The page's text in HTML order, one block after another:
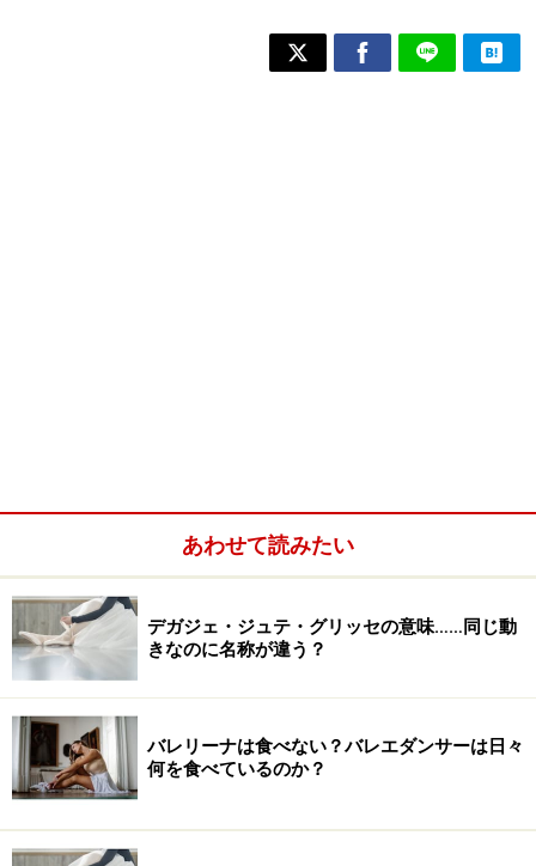
あわせて読みたい
デガジェ・ジュテ・グリッセの意味……同じ動
きなのに名称が違う？
バレリーナは食べない？バレエダンサーは日々
何を食べているのか？